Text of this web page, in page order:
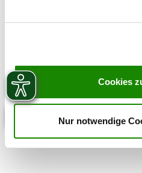
Cookies
Nur notwendige